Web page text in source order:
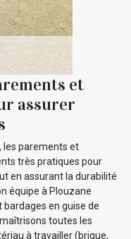
et
assurer
les parements et
très pratiques pour
en assurant la durabilité
équipe à Plouzane
en guise de
toutes les
à travailler (brique,